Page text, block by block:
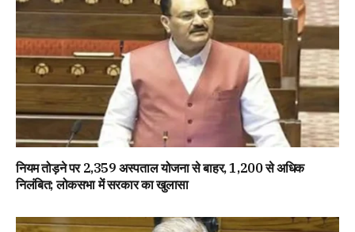
नियम तोड़ने पर 2,359 अस्पताल योजना से बाहर, 1,200 से अधिक
निलंबित; लोकसभा में सरकार का खुलासा